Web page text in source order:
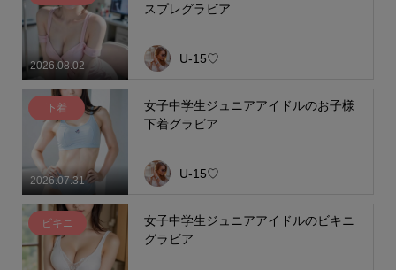
2026.08.02
スプレグラビア
U-15♡
2026.07.31
下着
女子中学生ジュニアアイドルのお子様
下着グラビア
U-15♡
ビキニ
女子中学生ジュニアアイドルのビキニ
グラビア